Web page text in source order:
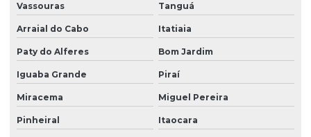
Instalação de canteiro de obra com ambulatório em pr
Instalação de canteiro de obra com escritório
Instalação de canteiro de obra com refeitório
Instalação de canteiro de obra com refeitório em pr
Instalação de canteiro de obra com vestiário
Vassouras Tanguá
Arraial do Cabo Itatiaia
Paty do Alferes Bom Jardim
Iguaba Grande Piraí
Miracema Miguel Pereira
Pinheiral Itaocara